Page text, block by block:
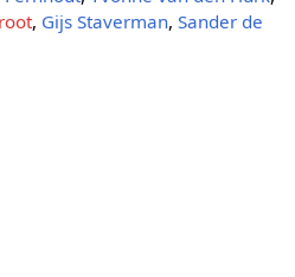
, Gijs Staverman, Sander de